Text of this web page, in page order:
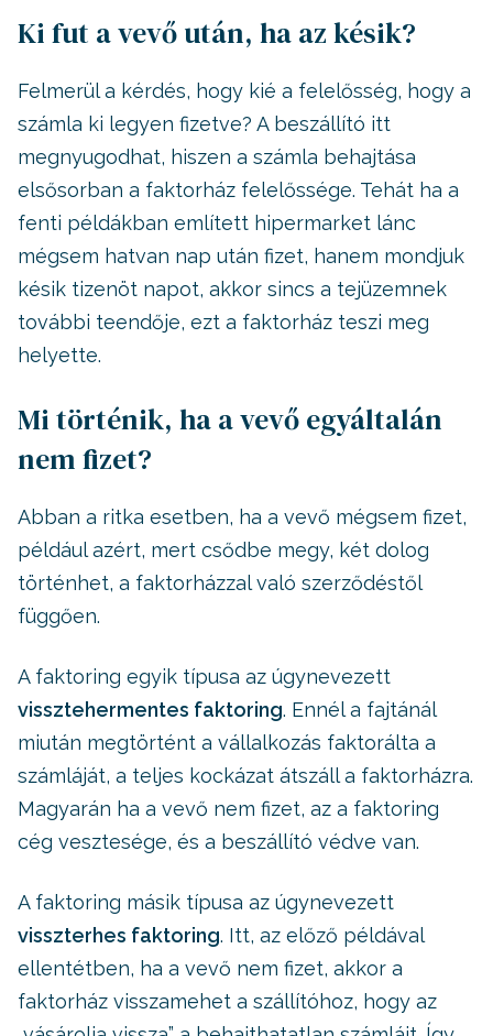
Ki fut a vevő után, ha az késik?
Felmerül a kérdés, hogy kié a felelősség, hogy a
számla ki legyen fizetve? A beszállító itt
megnyugodhat, hiszen a számla behajtása
elsősorban a faktorház felelőssége. Tehát ha a
fenti példákban említett hipermarket lánc
mégsem hatvan nap után fizet, hanem mondjuk
késik tizenöt napot, akkor sincs a tejüzemnek
további teendője, ezt a faktorház teszi meg
helyette.
Mi történik, ha a vevő egyáltalán
nem fizet?
Abban a ritka esetben, ha a vevő mégsem fizet,
például azért, mert csődbe megy, két dolog
történhet, a faktorházzal való szerződéstől
függően.
A faktoring egyik típusa az úgynevezett
vissztehermentes faktoring. Ennél a fajtánál
miután megtörtént a vállalkozás faktorálta a
számláját, a teljes kockázat átszáll a faktorházra.
Magyarán ha a vevő nem fizet, az a faktoring
cég vesztesége, és a beszállító védve van.
A faktoring másik típusa az úgynevezett
visszterhes faktoring. Itt, az előző példával
ellentétben, ha a vevő nem fizet, akkor a
faktorház visszamehet a szállítóhoz, hogy az